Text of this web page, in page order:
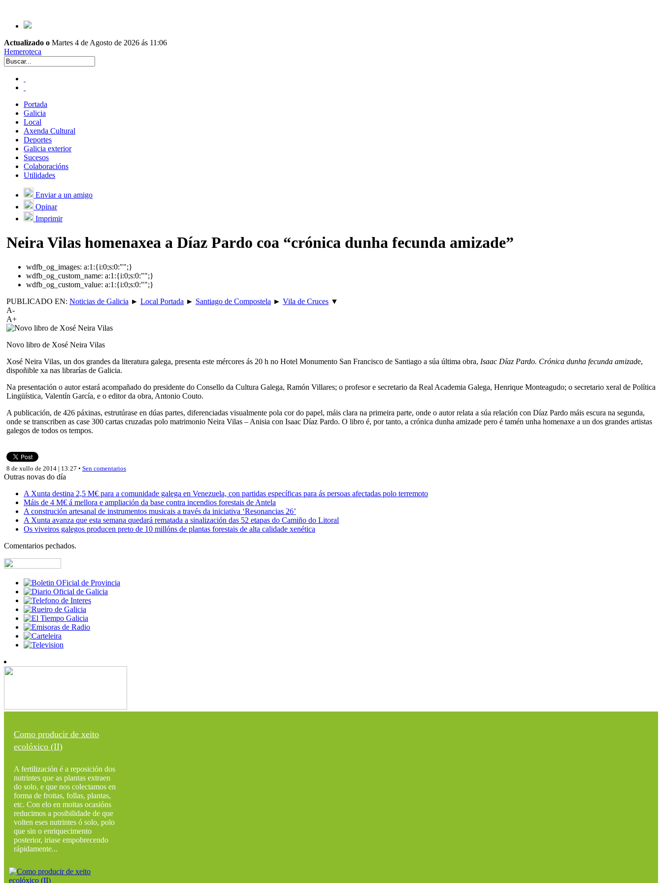
Actualizado o Martes 4 de Agosto de 2026 ás 11:06
Hemeroteca
Portada
Galicia
Local
Axenda Cultural
Deportes
Galicia exterior
Sucesos
Colaboracións
Utilidades
Enviar a un amigo
Opinar
Imprimir
Neira Vilas homenaxea a Díaz Pardo coa “crónica dunha fecunda amizade”
wdfb_og_images: a:1:{i:0;s:0:"";}
wdfb_og_custom_name: a:1:{i:0;s:0:"";}
wdfb_og_custom_value: a:1:{i:0;s:0:"";}
PUBLICADO EN: Noticias de Galicia ► Local Portada ► Santiago de Compostela ► Vila de Cruces ▼
A-
A+
Novo libro de Xosé Neira Vilas
Xosé Neira Vilas, un dos grandes da literatura galega, presenta este mércores ás 20 h no Hotel Monumento San Francisco de Santiago a súa última obra, Isaac Díaz Pardo. Crónica dunha fecunda amizade,
dispoñible xa nas librarías de Galicia.
Na presentación o autor estará acompañado do presidente do Consello da Cultura Galega, Ramón Villares; o profesor e secretario da Real Academia Galega, Henrique Monteagudo; o secretario xeral de Política
Lingüística, Valentín García, e o editor da obra, Antonio Couto.
A publicación, de 426 páxinas, estrutúrase en dúas partes, diferenciadas visualmente pola cor do papel, máis clara na primeira parte, onde o autor relata a súa relación con Díaz Pardo máis escura na segunda,
onde se transcriben as case 300 cartas cruzadas polo matrimonio Neira Vilas – Anisia con Isaac Díaz Pardo. O libro é, por tanto, a crónica dunha amizade pero é tamén unha homenaxe a un dos grandes artistas
galegos de todos os tempos.
8 de xullo de 2014 | 13:27 • Sen comentarios
Outras novas do día
A Xunta destina 2,5 M€ para a comunidade galega en Venezuela, con partidas específicas para ás persoas afectadas polo terremoto
Máis de 4 M€ á mellora e ampliación da base contra incendios forestais de Antela
A construción artesanal de instrumentos musicais a través da iniciativa ‘Resonancias 26’
A Xunta avanza que esta semana quedará rematada a sinalización das 52 etapas do Camiño do Litoral
Os viveiros galegos producen preto de 10 millóns de plantas forestais de alta calidade xenética
Comentarios pechados.
Como producir de xeito
ecolóxico (II)
A fertilización é a reposición dos
nutrintes que as plantas extraen
do solo, e que nos colectamos en
forma de froitas, follas, plantas,
etc. Con elo en moitas ocasións
reducimos a posibilidade de que
volten eses nutrintes ó solo, polo
que sin o enriquecimento
posterior, iriase empobrecendo
rápidamente...